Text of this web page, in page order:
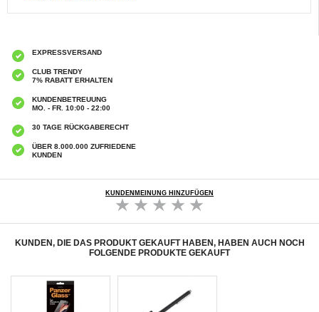
EXPRESSVERSAND
CLUB TRENDY
7% RABATT ERHALTEN
KUNDENBETREUUNG
MO. - FR. 10:00 - 22:00
30 TAGE RÜCKGABERECHT
ÜBER 8.000.000 ZUFRIEDENE
KUNDEN
KUNDENMEINUNG HINZUFÜGEN
KUNDEN, DIE DAS PRODUKT GEKAUFT HABEN, HABEN AUCH NOCH
FOLGENDE PRODUKTE GEKAUFT